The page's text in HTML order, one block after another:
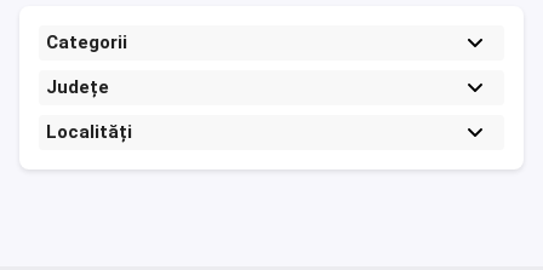
Categorii
Județe
Localități